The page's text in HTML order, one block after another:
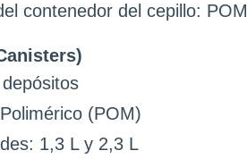
contenedor del cepillo: POM
(POM)
1,3 L y 2,3 L